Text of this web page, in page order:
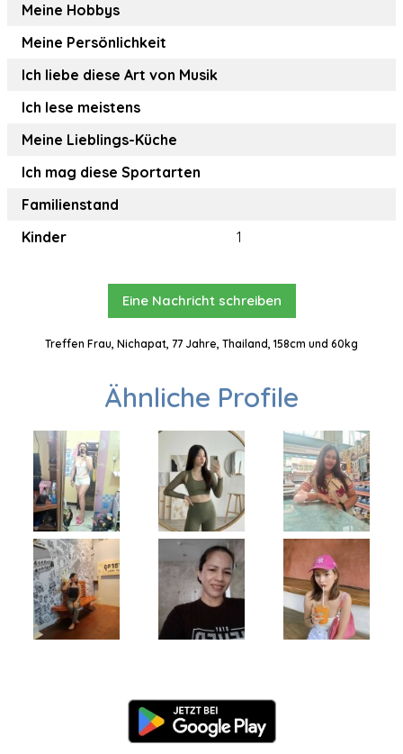
Meine Hobbys
Meine Persönlichkeit
Ich liebe diese Art von Musik
Ich lese meistens
Meine Lieblings-Küche
Ich mag diese Sportarten
Familienstand
Kinder
1
Eine Nachricht schreiben
Treffen Frau, Nichapat, 77 Jahre, Thailand, 158cm und 60kg
Ähnliche Profile